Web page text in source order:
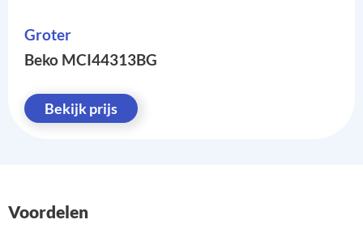
Groter
Beko MCI44313BG
Bekijk prijs
Voordelen